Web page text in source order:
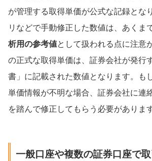
が管理する取得単価が公式な記録とな
リなどで手動修正した数値は、あくま
析用の参考値として扱われる点に注意
の正式な取得単価は、証券会社が発行
書」に記載された数値となります。も
単価情報が不明な場合、証券会社に連
を踏んで修正してもらう必要があります
一般口座や複数の証券口座で